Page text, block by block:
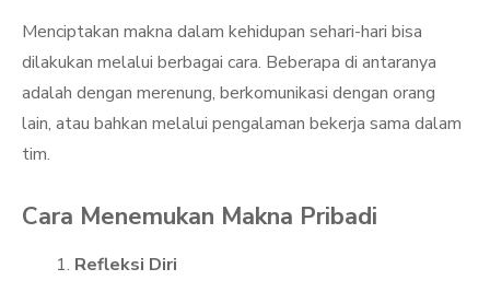
Menciptakan makna dalam kehidupan sehari-hari bisa
dilakukan melalui berbagai cara. Beberapa di antaranya
adalah dengan merenung, berkomunikasi dengan orang
lain, atau bahkan melalui pengalaman bekerja sama dalam
tim.
Cara Menemukan Makna Pribadi
Refleksi Diri